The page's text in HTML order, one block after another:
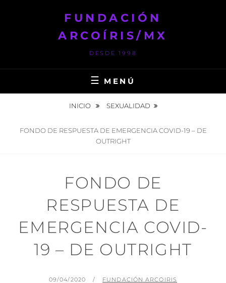
FUNDACIÓN
ARCOÍRIS/MX
DESDE 1998
MENÚ
INICIO SEXUALIDAD
FONDO DE RESPUESTA DE EMERGENCIA COVID-19 – DE
OUTRIGHT
FONDO DE
RESPUESTA DE
EMERGENCIA COVID-
19 – DE OUTRIGHT
PUBLICADO
09/04/2020 POR
FUNDACIÓN ARCOIRIS